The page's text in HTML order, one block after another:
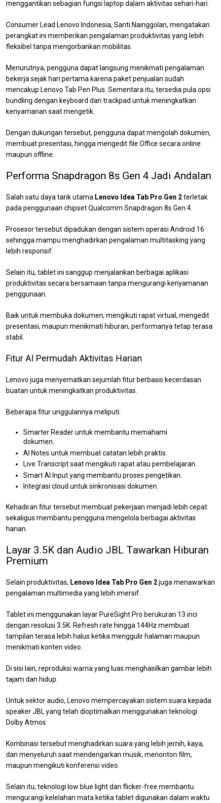
menggantikan sebagian fungsi laptop dalam aktivitas sehari-hari.
Consumer Lead Lenovo Indonesia, Santi Nainggolan, mengatakan
perangkat ini memberikan pengalaman produktivitas yang lebih
fleksibel tanpa mengorbankan mobilitas.
Menurutnya, pengguna dapat langsung menikmati pengalaman
bekerja sejak hari pertama karena paket penjualan sudah
mencakup Lenovo Tab Pen Plus. Sementara itu, tersedia pula opsi
bundling dengan keyboard dan trackpad untuk meningkatkan
kenyamanan saat mengetik.
Dengan dukungan tersebut, pengguna dapat mengolah dokumen,
membuat presentasi, hingga mengedit file Office secara online
maupun offline.
Performa Snapdragon 8s Gen 4 Jadi Andalan
Salah satu daya tarik utama Lenovo Idea Tab Pro Gen 2terletak
pada penggunaan chipset Qualcomm Snapdragon 8s Gen 4.
Prosesor tersebut dipadukan dengan sistem operasi Android 16
sehingga mampu menghadirkan pengalaman multitasking yang
lebih responsif.
Selain itu, tablet ini sanggup menjalankan berbagai aplikasi
produktivitas secara bersamaan tanpa mengurangi kenyamanan
penggunaan.
Baik untuk membuka dokumen, mengikuti rapat virtual, mengedit
presentasi, maupun menikmati hiburan, performanya tetap terasa
stabil.
Fitur AI Permudah Aktivitas Harian
Lenovo juga menyematkan sejumlah fitur berbasis kecerdasan
buatan untuk meningkatkan produktivitas.
Beberapa fitur unggulannya meliputi:
Smarter Reader untuk membantu memahami
dokumen.
AI Notes untuk membuat catatan lebih praktis.
Live Transcript saat mengikuti rapat atau pembelajaran.
Smart AI Input yang membantu proses pengetikan.
Integrasi cloud untuk sinkronisasi dokumen.
Kehadiran fitur tersebut membuat pekerjaan menjadi lebih cepat
sekaligus membantu pengguna mengelola berbagai aktivitas
harian.
Layar 3.5K dan Audio JBL Tawarkan Hiburan
Premium
Selain produktivitas, Lenovo Idea Tab Pro Gen 2juga menawarkan
pengalaman multimedia yang lebih imersif.
Tablet ini menggunakan layar PureSight Pro berukuran 13 inci
dengan resolusi 3.5K. Refresh rate hingga 144Hz membuat
tampilan terasa lebih halus ketika menggulir halaman maupun
menikmati konten video.
Di sisi lain, reproduksi warna yang luas menghasilkan gambar lebih
tajam dan hidup.
Untuk sektor audio, Lenovo mempercayakan sistem suara kepada
speaker JBL yang telah dioptimalkan menggunakan teknologi
Dolby Atmos.
Kombinasi tersebut menghadirkan suara yang lebih jernih, kaya,
dan menyeluruh saat mendengarkan musik, menonton film,
maupun mengikuti konferensi video.
Selain itu, teknologi low blue light dan flicker-free membantu
mengurangi kelelahan mata ketika tablet digunakan dalam waktu